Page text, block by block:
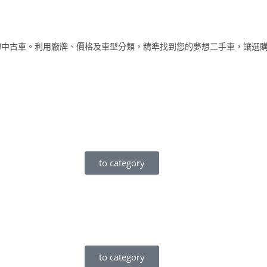
車。利用廠牌、價格及車型分類，精準找到您的夢想二手車，讓選
to category
to category